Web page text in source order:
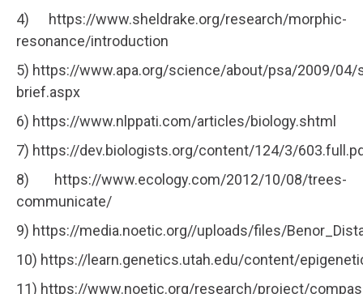
4) https://www.sheldrake.org/research/morphic-
resonance/introduction
5) https://www.apa.org/science/about/psa/2009/04/
brief.aspx
6) https://www.nlppati.com/articles/biology.shtml
7) https://dev.biologists.org/content/124/3/
8) https://www.ecology.com/2012/10/08/trees-
communicate/
9) https://media.noetic.org//uploads/files/
10) https://learn.genetics.utah.edu/content/
11) https://www.noetic.org/research/project/